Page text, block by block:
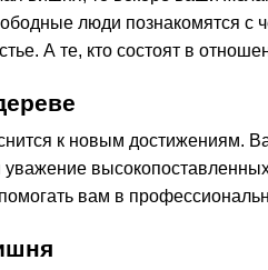
люди познакомятся с
А те, кто состоят в
к новым достижениям.
вам в